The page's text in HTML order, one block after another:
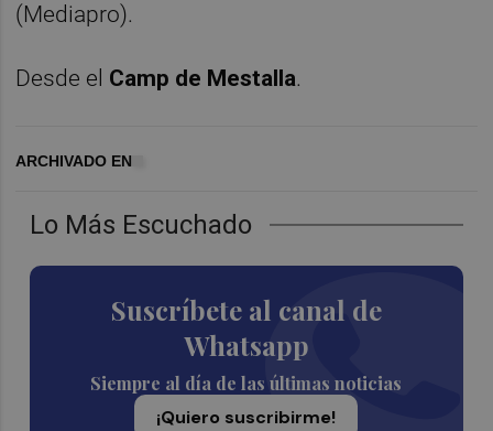
Lo Más Escuchado
Suscríbete al canal de
Whatsapp
Siempre al día de las últimas noticias
¡Quiero suscribirme!
(Mediapro).
Desde el Camp de Mestalla.
ARCHIVADO EN